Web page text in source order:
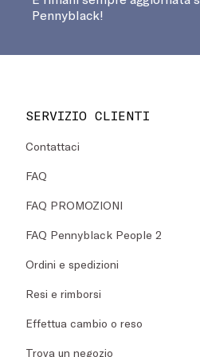
Pennyblack!
SERVIZIO CLIENTI
Contattaci
FAQ
FAQ PROMOZIONI
FAQ Pennyblack People 2
Ordini e spedizioni
Resi e rimborsi
Effettua cambio o reso
Trova un negozio